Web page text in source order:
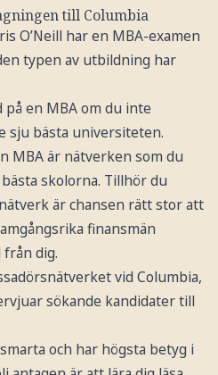
till Columbia
O’Neill har en MBA-examen
typen av utbildning har
en MBA om du inte
sju bästa universiteten.
MBA är nätverken som du
skolorna. Tillhör du
är chansen rätt stor att
finansmän
dig.
vid Columbia,
sökande kandidater till
och har högsta betyg i